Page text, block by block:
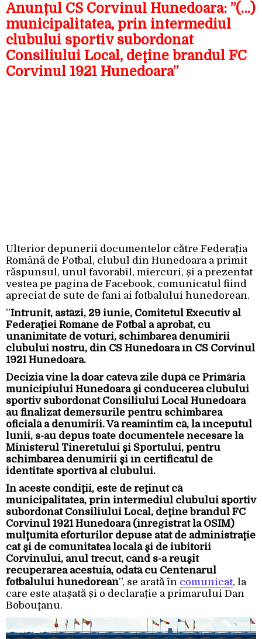
Anunțul CS Corvinul Hunedoara: ”(…)
municipalitatea, prin intermediul
clubului sportiv subordonat
Consiliului Local, deţine brandul FC
Corvinul 1921 Hunedoara”
Ulterior depunerii documentelor către Federația
Română de Fotbal, clubul din Hunedoara a primit
răspunsul, unul favorabil, miercuri, și a prezentat
vestea pe pagina de Facebook, comunicatul fiind
apreciat de sute de fani ai fotbalului hunedorean.
”Întrunit, astăzi, 29 iunie, Comitetul Executiv al
Federaţiei Române de Fotbal a aprobat, cu
unanimitate de voturi, schimbarea denumirii
clubului nostru, din CS Hunedoara în CS Corvinul
1921 Hunedoara.
Decizia vine la doar câteva zile după ce Primăria
municipiului Hunedoara şi conducerea clubului
sportiv subordonat Consiliului Local Hunedoara
au finalizat demersurile pentru schimbarea
oficială a denumirii. Vă reamintim că, la începutul
lunii, s-au depus toate documentele necesare la
Ministerul Tineretului şi Sportului, pentru
schimbarea denumirii şi în certificatul de
identitate sportivă al clubului.
În aceste condiţii, este de reţinut că
municipalitatea, prin intermediul clubului sportiv
subordonat Consiliului Local, deţine brandul FC
Corvinul 1921 Hunedoara (înregistrat la OSIM)
mulţumită eforturilor depuse atât de administraţie
cât şi de comunitatea locală şi de iubitorii
Corvinului, anul trecut, când s-a reuşit
recuperarea acestuia, odată cu Centenarul
fotbalului hunedorean”, se arată în comunicat, la
care este atașată și o declarație a primarului Dan
Bobouţanu.